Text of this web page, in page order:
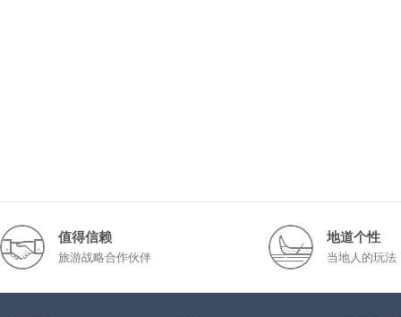
值得信赖
旅游战略合作伙伴
地道个性
当地人的玩法